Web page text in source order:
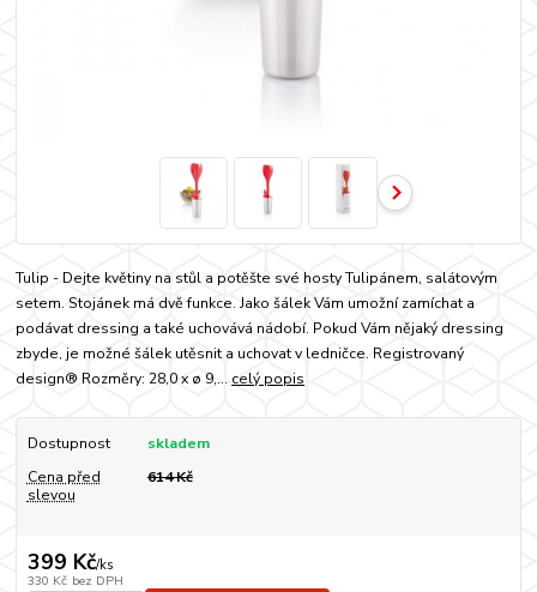
Tulip - Dejte květiny na stůl a potěšte své hosty Tulipánem, salátovým
setem. Stojánek má dvě funkce. Jako šálek Vám umožní zamíchat a
podávat dressing a také uchovává nádobí. Pokud Vám nějaký dressing
zbyde, je možné šálek utěsnit a uchovat v ledničce. Registrovaný
design® Rozměry: 28,0 x ø 9,... celý popis
Dostupnost
skladem
Cena před
slevou
614 Kč
399 Kč/ks
330 Kč bez DPH